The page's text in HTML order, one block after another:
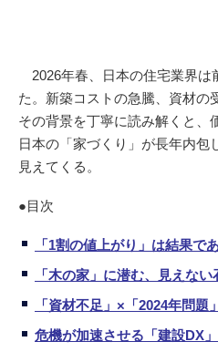
2026年春、日本の住宅業界は
た。新築コストの急騰、資材
その背景を丁寧に読み解くと、
日本の「家づくり」が長年内包
見えてくる。
●目次
「1割の値上がり」は結果で
「木の家」に潜む、見えない
「資材不足」×「2024年問
危機が加速させる「建設DX